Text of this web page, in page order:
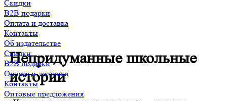
Скидки
B2B подарки
Оплата и доставка
Контакты
Об издательстве
Скидки
B2B подарки
Оплата и доставка
Контакты
Оптовые предложения
Непридуманные школьные
истории